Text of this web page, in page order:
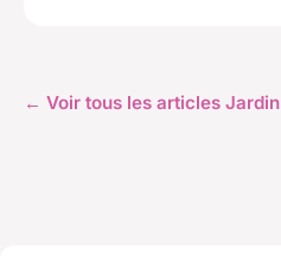
← Voir tous les articles Jardin